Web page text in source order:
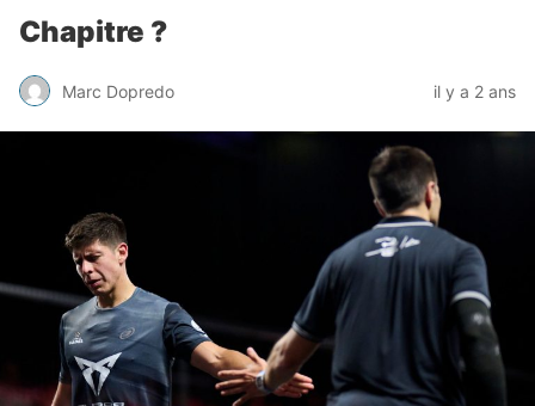
Chapitre ?
Marc Dopredo il y a 2 ans